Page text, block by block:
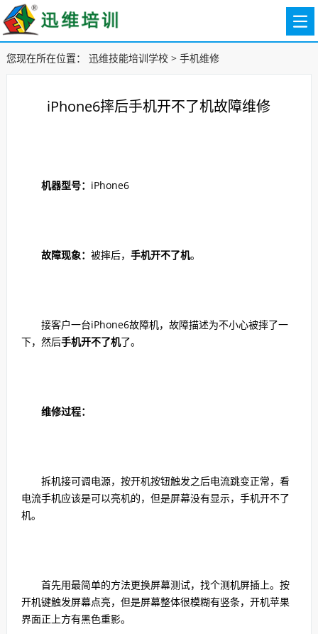
您现在所在位置： 迅维技能培训学校> 手机维修
iPhone6摔后手机开不了机故障维修
机器型号： iPhone6
故障现象： 被摔后， 手机开不了机。
接客户一台iPhone6故障机，故障描述为不小心被摔了一
下，然后手机开不了机了。
维修过程：
拆机接可调电源，按开机按钮触发之后电流跳变正常，看
电流手机应该是可以亮机的，但是屏幕没有显示，手机开不了
机。
首先用最简单的方法更换屏幕测试，找个测机屏插上。按
开机键触发屏幕点亮，但是屏幕整体很模糊有竖条，开机苹果
界面正上方有黑色重影。